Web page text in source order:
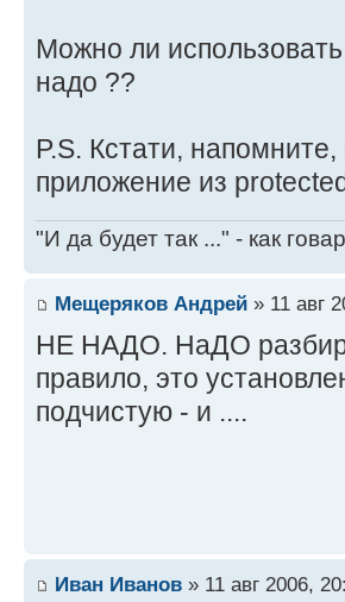
Можно ли
надо ??
P.S. Кстати,
приложение из
"И да будет так ..." - как
Мещеряков Андрей » 11 авг
НЕ НАДО. НаДО
правило, это
подчистую - и ....
Иван Иванов » 11 авг 2006,